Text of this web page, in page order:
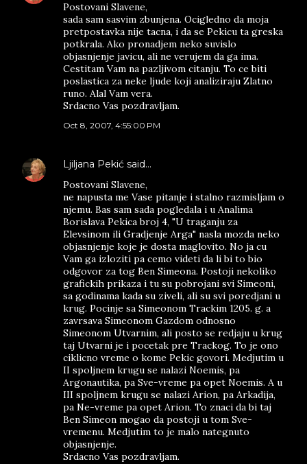
Postovani Slavene,
sada sam sasvim zbunjena. Ocigledno da moja
pretpostavka nije tacna, i da se Pekicu ta greska
potkrala. Ako pronadjem neko suvislo
objasnjenje javicu, ali ne verujem da ga ima.
Cestitam Vam na pazljivom citanju. To ce biti
poslastica za neke ljude koji analiziraju Zlatno
runo. Alal Vam vera.
Srdacno Vas pozdravljam.
Oct 8, 2007, 4:55:00 PM
Ljiljana Pekić said…
Postovani Slavene,
ne napusta me Vase pitanje i stalno razmisljam o
njemu. Bas sam sada pogledala i u Analima
Borislava Pekica broj 4, "U traganju za
Elevsinom ili Gradjenje Arga" nasla mozda neko
objasnjenje koje je dosta maglovito. No ja cu
Vam ga izloziti pa cemo videti da li bi to bio
odgovor za tog Ben Simeona. Postoji nekoliko
grafickih prikaza i tu su pobrojani svi Simeoni,
sa godinama kada su ziveli, ali su svi poredjani u
krug. Pocinje sa Simeonom Trackim 1205. g. a
zavrsava Simeonom Gazdom odnosno
Simeonom Utvarnim, ali posto se redjaju u krug
taj Utvarni je i pocetak pre Trackog. To je ono
ciklicno vreme o kome Pekic govori. Medjutim u
II spoljnem krugu se nalazi Noemis, pa
Argonautika, pa Sve-vreme pa opet Noemis. A u
III spoljnem krugu se nalazi Arion, pa Arkadija,
pa Ne-vreme pa opet Arion. To znaci da bi taj
Ben Simeon mogao da postoji u tom Sve-
vremenu. Medjutim to je malo nategnuto
objasnjenje.
Srdacno Vas pozdravljam.